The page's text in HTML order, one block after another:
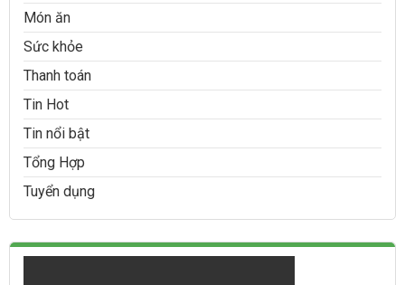
Món ăn
Sức khỏe
Thanh toán
Tin Hot
Tin nổi bật
Tổng Hợp
Tuyển dụng